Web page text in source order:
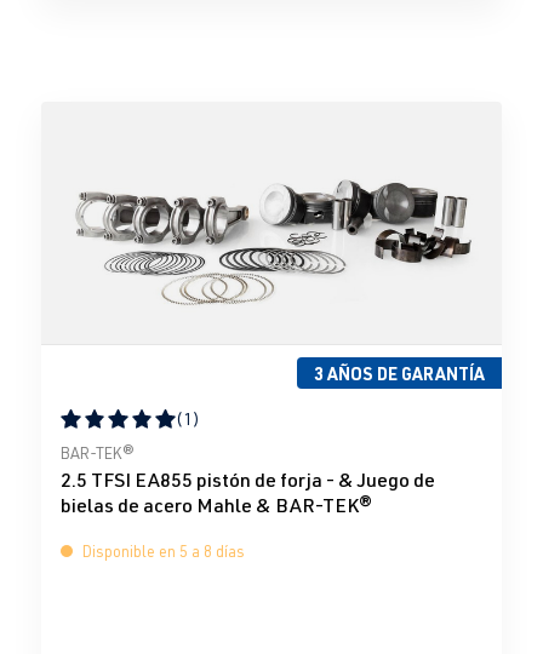
3 AÑOS DE GARANTÍA
Calificación promedio de 5 de 5 estrellas
(1)
BAR-TEK®
2.5 TFSI EA855 pistón de forja - & Juego de
bielas de acero Mahle & BAR-TEK®
Disponible en 5 a 8 días